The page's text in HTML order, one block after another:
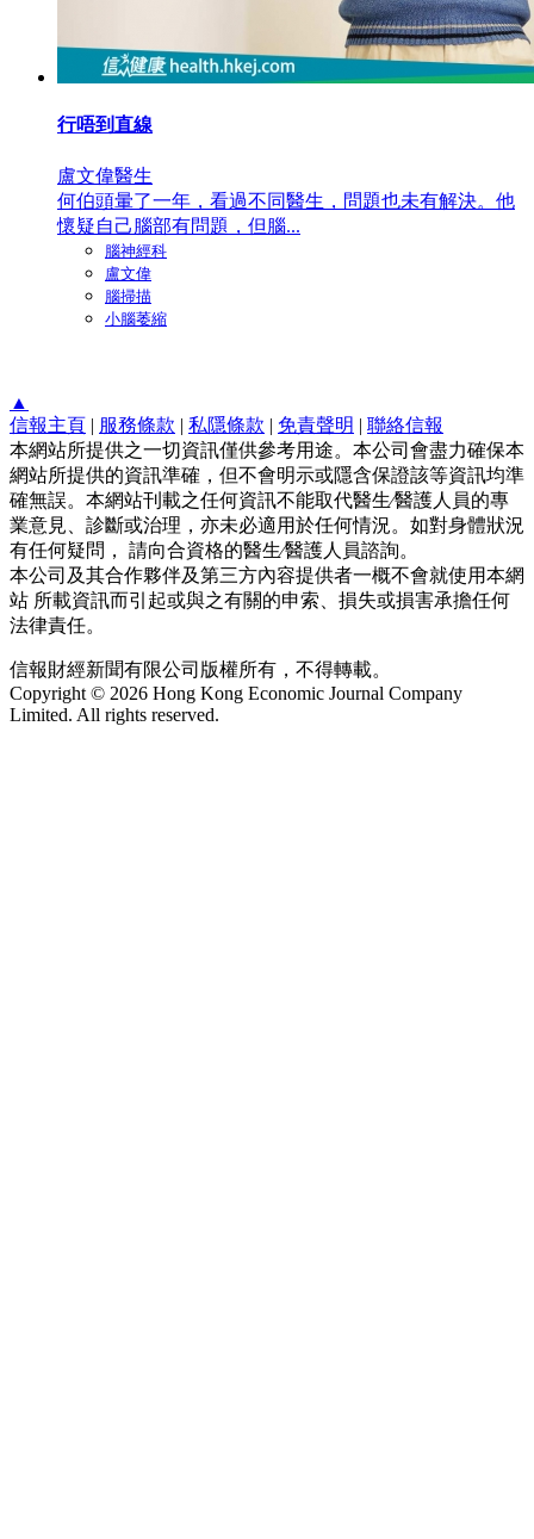
行唔到直線
盧文偉醫生
何伯頭暈了一年，看過不同醫生，問題也未有解決。他
懷疑自己腦部有問題，但腦...
腦神經科
盧文偉
腦掃描
小腦萎縮
▲
信報主頁 | 服務條款 | 私隱條款 | 免責聲明 | 聯絡信報
本網站所提供之一切資訊僅供參考用途。本公司會盡力確保本
網站所提供的資訊準確，但不會明示或隱含保證該等資訊均準
確無誤。本網站刊載之任何資訊不能取代醫生∕醫護人員的專
業意見、診斷或治理，亦未必適用於任何情況。如對身體狀況
有任何疑問， 請向合資格的醫生∕醫護人員諮詢。
本公司及其合作夥伴及第三方內容提供者一概不會就使用本網
站 所載資訊而引起或與之有關的申索、損失或損害承擔任何
法律責任。
信報財經新聞有限公司版權所有，不得轉載。
Copyright © 2026 Hong Kong Economic Journal Company
Limited. All rights reserved.